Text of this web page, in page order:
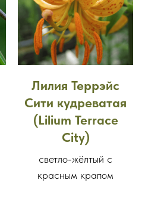
Лилия Террэйс
Сити кудреватая
(Lilium Terrace
City)
светло-жёлтый с
красным крапом